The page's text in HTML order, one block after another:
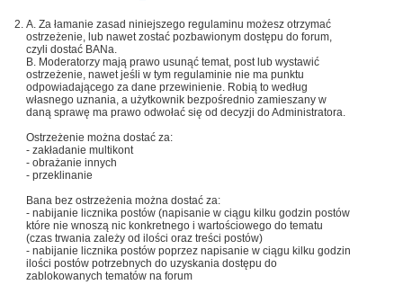
A. Za łamanie zasad niniejszego regulaminu możesz otrzymać
ostrzeżenie, lub nawet zostać pozbawionym dostępu do forum,
czyli dostać BANa.
B. Moderatorzy mają prawo usunąć temat, post lub wystawić
ostrzeżenie, nawet jeśli w tym regulaminie nie ma punktu
odpowiadającego za dane przewinienie. Robią to według
własnego uznania, a użytkownik bezpośrednio zamieszany w
daną sprawę ma prawo odwołać się od decyzji do Administratora.
Ostrzeżenie można dostać za:
- zakładanie multikont
- obrażanie innych
- przeklinanie
Bana bez ostrzeżenia można dostać za:
- nabijanie licznika postów (napisanie w ciągu kilku godzin postów
które nie wnoszą nic konkretnego i wartościowego do tematu
(czas trwania zależy od ilości oraz treści postów)
- nabijanie licznika postów poprzez napisanie w ciągu kilku godzin
ilości postów potrzebnych do uzyskania dostępu do
zablokowanych tematów na forum